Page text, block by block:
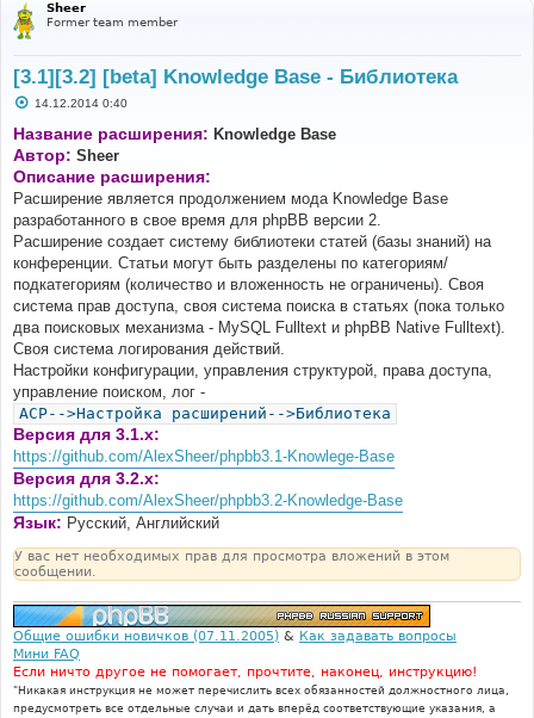
Sheer
Former team member
[3.1][3.2] [beta] Knowledge Base - Библиотека
С
о
б
щ
е
н
и
е
14.12.2014 0:40
Название расширения: Knowledge Base
Автор: Sheer
Описание расширения:
Расширение является продолжением мода Knowledge Base
разработанного в свое время для phpBB версии 2.
Расширение создает систему библиотеки статей (базы знаний) на
конференции. Статьи могут быть разделены по категориям/
подкатегориям (количество и вложенность не ограничены). Своя
система прав доступа, своя система поиска в статьях (пока только
два поисковых механизма - MySQL Fulltext и phpBB Native Fulltext).
Своя система логирования действий.
Настройки конфигурации, управления структурой, права доступа,
управление поиском, лог -
ACP-->Настройка расширений-->Библиотека
Версия для 3.1.x:
https://github.com/AlexSheer/phpbb3.1-Knowlege-Base
Версия для 3.2.x:
https://github.com/AlexSheer/phpbb3.2-Knowledge-Base
Язык: Русский, Английский
У вас нет необходимых прав для просмотра вложений в этом
сообщении.
Общие ошибки новичков (07.11.2005) & Как задавать вопросы
Мини FAQ
Если ничто другое не помогает, прочтите, наконец, инструкцию!
"Никакая инструкция не может перечислить всех обязанностей должностного лица,
предусмотреть все отдельные случаи и дать вперёд соответствующие указания, а